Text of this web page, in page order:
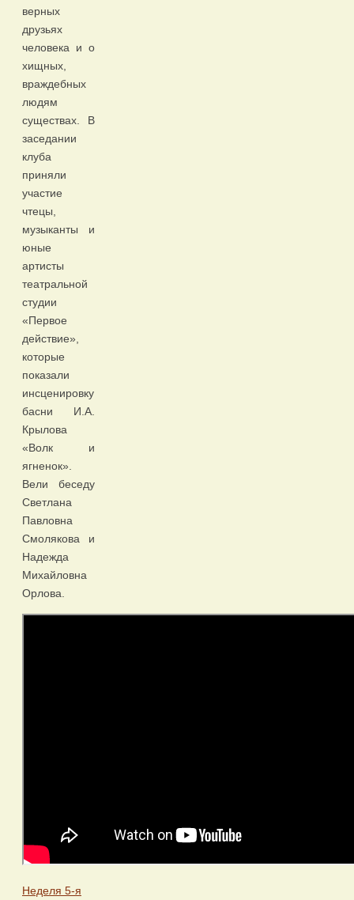
верных
друзьях
человека и о
хищных,
враждебных
людям
существах. В
заседании
клуба
приняли
участие
чтецы,
музыканты и
юные
артисты
театральной
студии
«Первое
действие»,
которые
показали
инсценировку
басни И.А.
Крылова
«Волк и
ягненок».
Вели беседу
Светлана
Павловна
Смолякова и
Надежда
Михайловна
Орлова.
Неделя 5-я